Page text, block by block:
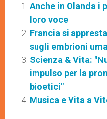
Anche in Olanda i
loro voce
Francia si
sugli embrioni
Scienza & Vita:
impulso per la
bioetici"
Musica e Vita a